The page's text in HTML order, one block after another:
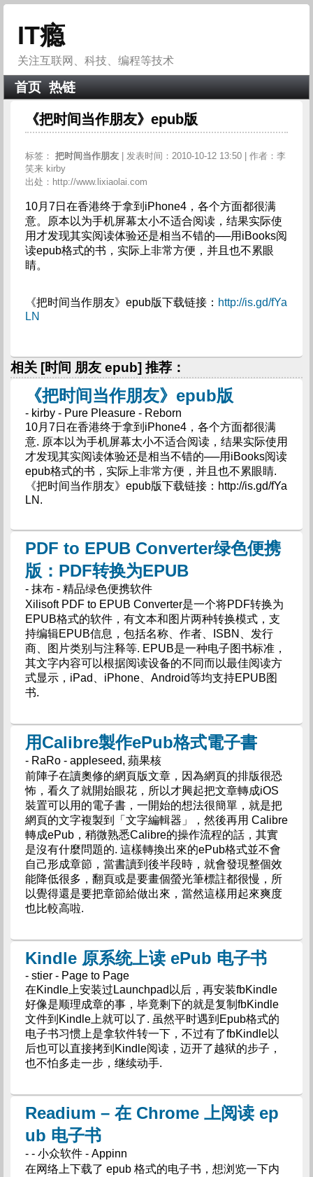
IT瘾
关注互联网、科技、编程等技术
首页 热链
《把时间当作朋友》epub版
标签： 把时间当作朋友
| 发表时间：2010-10-12 13:50 | 作者：李
笑来 kirby
出处：http://www.lixiaolai.com
10月7日在香港终于拿到iPhone4，各个方面都很满
意。原本以为手机屏幕太小不适合阅读，结果实际使
用才发现其实阅读体验还是相当不错的──用iBooks阅
读epub格式的书，实际上非常方便，并且也不累眼
睛。
《把时间当作朋友》epub版下载链接： http://is.gd/fYa
LN
相关 [时间 朋友 epub] 推荐：
《把时间当作朋友》epub版
- kirby - Pure Pleasure - Reborn
10月7日在香港终于拿到iPhone4，各个方面都很满
意. 原本以为手机屏幕太小不适合阅读，结果实际使用
才发现其实阅读体验还是相当不错的──用iBooks阅读
epub格式的书，实际上非常方便，并且也不累眼睛.
《把时间当作朋友》epub版下载链接：http://is.gd/fYa
LN.
PDF to EPUB Converter绿色便携
版：PDF转换为EPUB
- 抹布 - 精品绿色便携软件
Xilisoft PDF to EPUB Converter是一个将PDF转换为
EPUB格式的软件，有文本和图片两种转换模式，支
持编辑EPUB信息，包括名称、作者、ISBN、发行
商、图片类别与注释等. EPUB是一种电子图书标准，
其文字内容可以根据阅读设备的不同而以最佳阅读方
式显示，iPad、iPhone、Android等均支持EPUB图
书.
用Calibre製作ePub格式電子書
- RaRo - appleseed, 蘋果核
前陣子在讀奧修的網頁版文章，因為網頁的排版很恐
怖，看久了就開始眼花，所以才興起把文章轉成iOS
裝置可以用的電子書，一開始的想法很簡單，就是把
網頁的文字複製到「文字編輯器」，然後再用 Calibre
轉成ePub，稍微熟悉Calibre的操作流程的話，其實
是沒有什麼問題的. 這樣轉換出來的ePub格式並不會
自己形成章節，當書讀到後半段時，就會發現整個效
能降低很多，翻頁或是要畫個螢光筆標註都很慢，所
以覺得還是要把章節給做出來，當然這樣用起來爽度
也比較高啦.
Kindle 原系统上读 ePub 电子书
- stier - Page to Page
在Kindle上安装过Launchpad以后，再安装fbKindle
好像是顺理成章的事，毕竟剩下的就是复制fbKindle
文件到Kindle上就可以了. 虽然平时遇到Epub格式的
电子书习惯上是拿软件转一下，不过有了fbKindle以
后也可以直接拷到Kindle阅读，迈开了越狱的步子，
也不怕多走一步，继续动手.
Readium – 在 Chrome 上阅读 ep
ub 电子书
- - 小众软件 - Appinn
在网络上下载了 epub 格式的电子书，想浏览一下内